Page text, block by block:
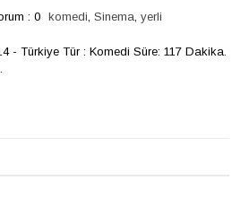
: 0 komedi Sinema yerli
- Türkiye Tür : Komedi Süre: 117 Dakika.